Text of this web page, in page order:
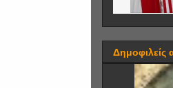
Δημοφιλείς